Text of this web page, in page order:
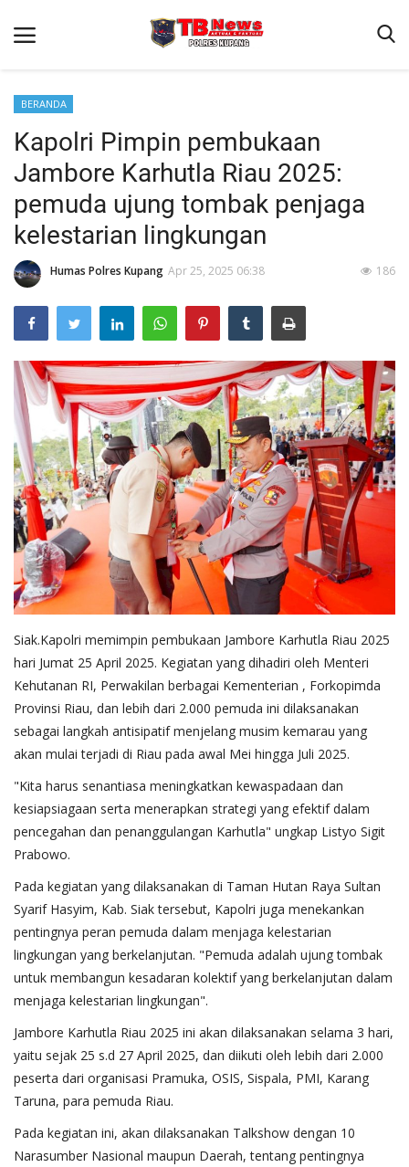
Beranda
Terms & Conditions
Reskrim
Binkam
Giat Ops
Lantas
Jurnal Kamtibmas
Satwil
BERANDA
Kapolri Pimpin pembukaan
Jambore Karhutla Riau 2025:
pemuda ujung tombak penjaga
kelestarian lingkungan
Humas Polres Kupang Apr 25, 2025 06:38 186
Siak.Kapolri memimpin pembukaan Jambore Karhutla Riau 2025
hari Jumat 25 April 2025. Kegiatan yang dihadiri oleh Menteri
Kehutanan RI, Perwakilan berbagai Kementerian , Forkopimda
Provinsi Riau, dan lebih dari 2.000 pemuda ini dilaksanakan
sebagai langkah antisipatif menjelang musim kemarau yang
akan mulai terjadi di Riau pada awal Mei hingga Juli 2025.
"Kita harus senantiasa meningkatkan kewaspadaan dan
kesiapsiagaan serta menerapkan strategi yang efektif dalam
pencegahan dan penanggulangan Karhutla" ungkap Listyo Sigit
Prabowo.
Pada kegiatan yang dilaksanakan di Taman Hutan Raya Sultan
Syarif Hasyim, Kab. Siak tersebut, Kapolri juga menekankan
pentingnya peran pemuda dalam menjaga kelestarian
lingkungan yang berkelanjutan. "Pemuda adalah ujung tombak
untuk membangun kesadaran kolektif yang berkelanjutan dalam
menjaga kelestarian lingkungan".
Jambore Karhutla Riau 2025 ini akan dilaksanakan selama 3 hari,
yaitu sejak 25 s.d 27 April 2025, dan diikuti oleh lebih dari 2.000
peserta dari organisasi Pramuka, OSIS, Sispala, PMI, Karang
Taruna, para pemuda Riau.
Pada kegiatan ini, akan dilaksanakan Talkshow dengan 10
Narasumber Nasional maupun Daerah, tentang pentingnya